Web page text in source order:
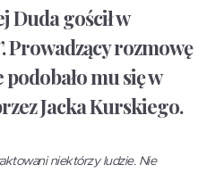
Duda gościł w
Prowadzący rozmowę
mu się w
Jacka Kurskiego.
niektórzy ludzie. Nie